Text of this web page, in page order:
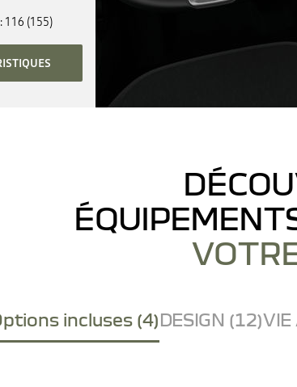
116 (155)
incluses (4)DESIGN (12)VIE